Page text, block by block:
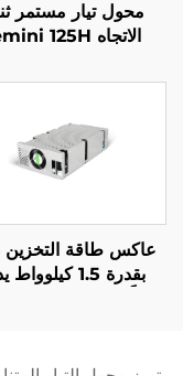
محول تيار مستمر
الاتجاه Gemini 125H
بقدرة 1.5